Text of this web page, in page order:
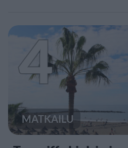
4
MATKAILU